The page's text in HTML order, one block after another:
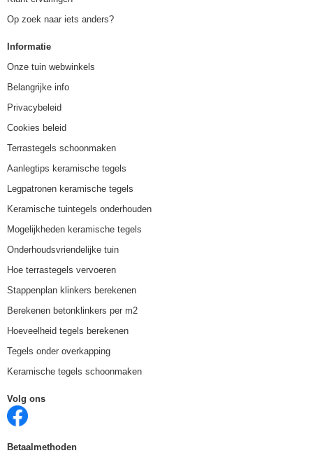
Op zoek naar iets anders?
Informatie
Onze tuin webwinkels
Belangrijke info
Privacybeleid
Cookies beleid
Terrastegels schoonmaken
Aanlegtips keramische tegels
Legpatronen keramische tegels
Keramische tuintegels onderhouden
Mogelijkheden keramische tegels
Onderhoudsvriendelijke tuin
Hoe terrastegels vervoeren
Stappenplan klinkers berekenen
Berekenen betonklinkers per m2
Hoeveelheid tegels berekenen
Tegels onder overkapping
Keramische tegels schoonmaken
Volg ons
Betaalmethoden